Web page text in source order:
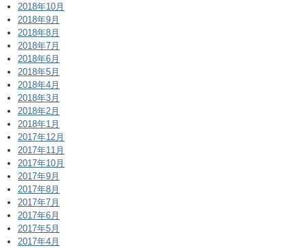
2018年10月
2018年9月
2018年8月
2018年7月
2018年6月
2018年5月
2018年4月
2018年3月
2018年2月
2018年1月
2017年12月
2017年11月
2017年10月
2017年9月
2017年8月
2017年7月
2017年6月
2017年5月
2017年4月